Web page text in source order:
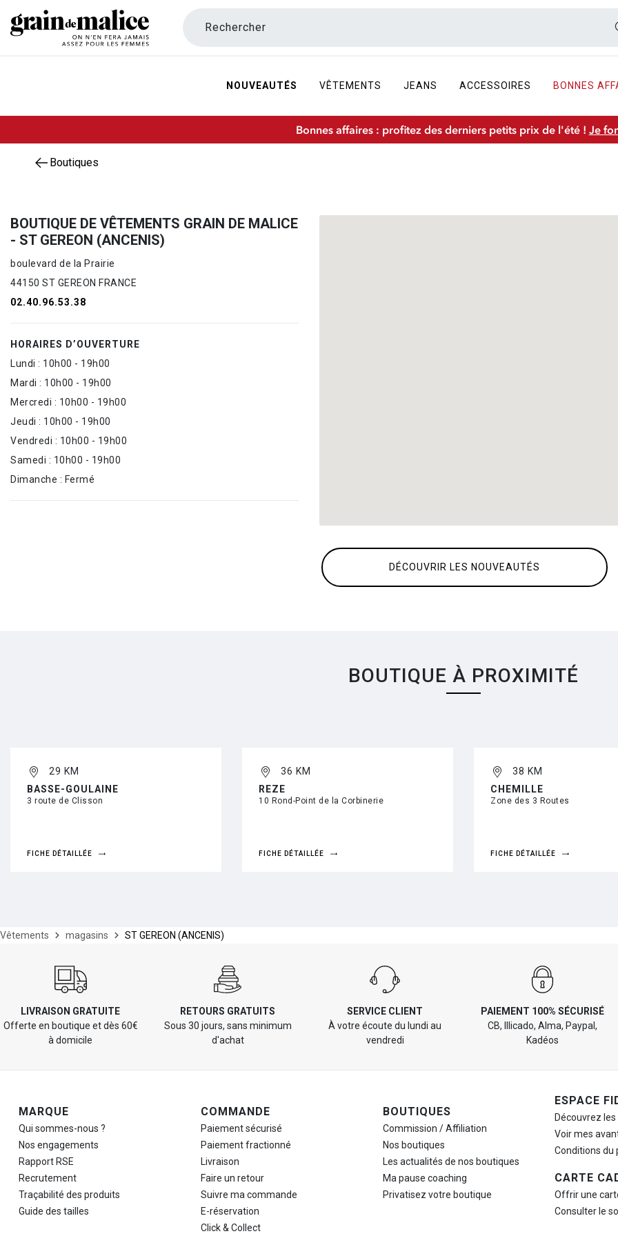
Rechercher
NOUVEAUTÉS VÊTEMENTS JEANS ACCESSOIRES BONNES
Bonnes affaires : profitez des derniers petits prix de l'été ! Je
Boutiques
BOUTIQUE DE VÊTEMENTS GRAIN DE MALICE
- ST GEREON (ANCENIS)
boulevard de la Prairie
44150 ST GEREON FRANCE
02.40.96.53.38
HORAIRES D’OUVERTURE
Lundi : 10h00 - 19h00
Mardi : 10h00 - 19h00
Mercredi : 10h00 - 19h00
Jeudi : 10h00 - 19h00
Vendredi : 10h00 - 19h00
Samedi : 10h00 - 19h00
Dimanche : Fermé
DÉCOUVRIR LES NOUVEAUTÉS
BOUTIQUE À PROXIMITÉ
29 KM
BASSE-GOULAINE
3 route de Clisson
FICHE DÉTAILLÉE
36 KM
REZE
10 Rond-Point de la Corbinerie
FICHE DÉTAILLÉE
38 KM
CHEMILLE
Zone des 3 Routes
FICHE DÉTAILLÉE
Vêtements magasins ST GEREON (ANCENIS)
LIVRAISON GRATUITE
Offerte en boutique et dès 60€
à domicile
RETOURS GRATUITS
Sous 30 jours, sans minimum
d'achat
SERVICE CLIENT
À votre écoute du lundi au
vendredi
PAIEMENT 100% SÉCURISÉ
CB, Illicado, Alma, Paypal,
Kadéos
Navigation de pied de page
MARQUE
Qui sommes-nous ?
Nos engagements
Rapport RSE
Recrutement
Traçabilité des produits
Guide des tailles
COMMANDE
Paiement sécurisé
Paiement fractionné
Livraison
Faire un retour
Suivre ma commande
E-réservation
Click & Collect
BOUTIQUES
Commission / Affiliation
Nos boutiques
Les actualités de nos boutiques
Ma pause coaching
Privatisez votre boutique
ESPACE
Découvrez
Voir mes
Conditions du
CARTE
Offrir une
Consulter le